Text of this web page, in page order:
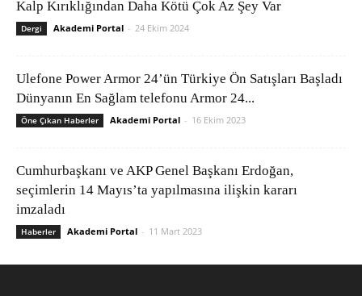
Kalp Kırıklığından Daha Kötü Çok Az Şey Var
Dergi Akademi Portal - 24 Ekim 2024
Ulefone Power Armor 24’ün Türkiye Ön Satışları Başladı
Dünyanın En Sağlam telefonu Armor 24...
Öne Çıkan Haberler Akademi Portal - 16 Ekim 2023
Cumhurbaşkanı ve AKP Genel Başkanı Erdoğan,
seçimlerin 14 Mayıs’ta yapılmasına ilişkin kararı
imzaladı
Haberler Akademi Portal - 11 Mart 2023